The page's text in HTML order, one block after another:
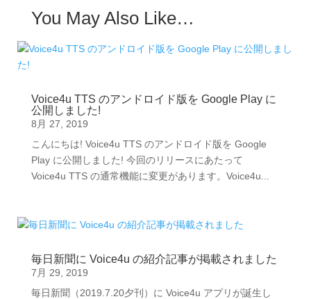
You May Also Like…
Voice4u TTS のアンドロイド版を Google Play に
公開しました!
8月 27, 2019
こんにちは! Voice4u TTS のアンドロイド版を Google
Play に公開しました! 今回のリリースにあたって
Voice4u TTS の通常機能に変更があります。Voice4u...
毎日新聞に Voice4u の紹介記事が掲載されました
7月 29, 2019
毎日新聞（2019.7.20夕刊）に Voice4u アプリが誕生し